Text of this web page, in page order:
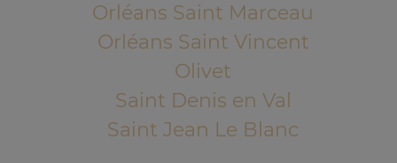
Orléans Saint Marceau
Orléans Saint Vincent
Olivet
Saint Denis en Val
Saint Jean Le Blanc